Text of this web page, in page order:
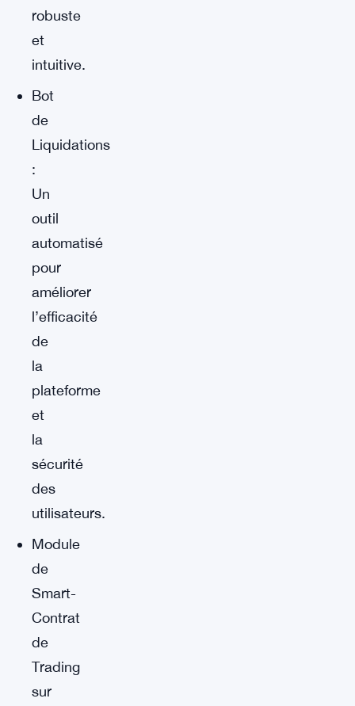
robuste
et
intuitive.
Bot
de
Liquidations
:
Un
outil
automatisé
pour
améliorer
l’efficacité
de
la
plateforme
et
la
sécurité
des
utilisateurs.
Module
de
Smart-
Contrat
de
Trading
sur